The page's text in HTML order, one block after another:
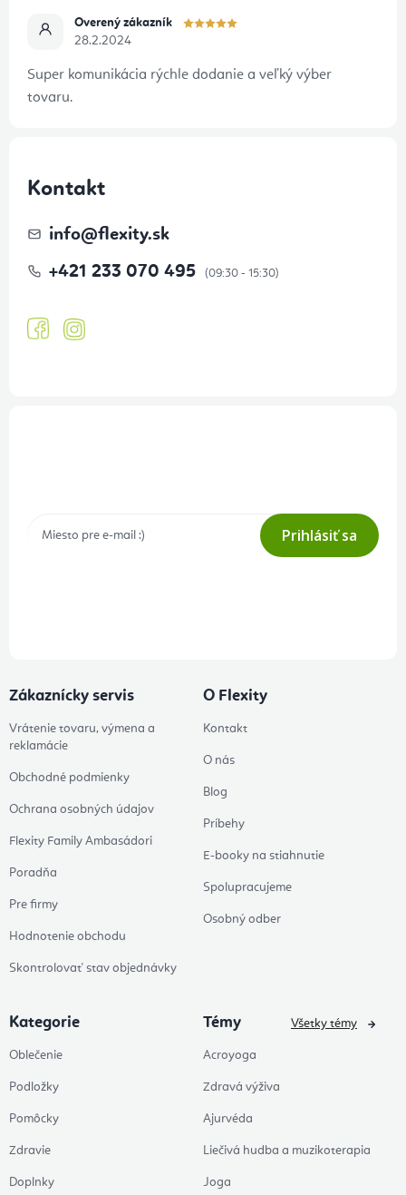
Overený zákazník
28.2.2024
Super komunikácia rýchle dodanie a veľký výber
tovaru.
Kontakt
info@flexity.sk
+421 233 070 495
Prihlásiť sa
Zákaznícky servis
Vrátenie tovaru, výmena a
reklamácie
Obchodné podmienky
Ochrana osobných údajov
Flexity Family Ambasádori
Poradňa
Pre firmy
Hodnotenie obchodu
Skontrolovať stav objednávky
O Flexity
Kontakt
O nás
Blog
Príbehy
E-booky na stiahnutie
Spolupracujeme
Osobný odber
Kategorie
Oblečenie
Podložky
Pomôcky
Zdravie
Doplnky
Témy
Acroyoga
Zdravá výživa
Ajurvéda
Liečivá hudba a muzikoterapia
Joga
Všetky témy